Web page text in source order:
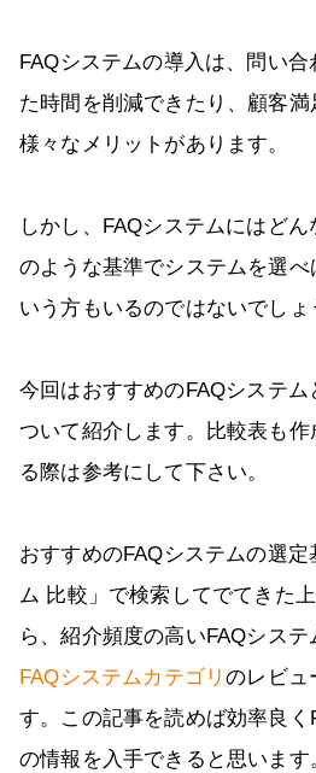
FAQシステムの導入は、問い
た時間を削減できたり、顧客満
様々なメリットがあります。
しかし、FAQシステムにはど
のような基準でシステムを選
いう方もいるのではないでしょ
今回はおすすめのFAQシステ
ついて紹介します。比較表も
る際は参考にして下さい。
おすすめのFAQシステムの選
ム 比較」で検索してでてきた
ら、紹介頻度の高いFAQシステ
FAQシステムカテゴリのレビュ
す。この記事を読めば効率良く
の情報を入手できると思います